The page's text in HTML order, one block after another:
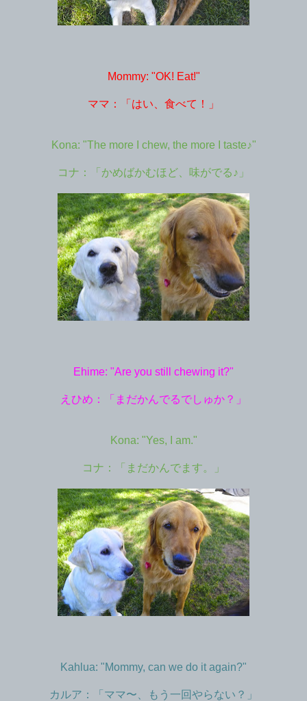
Mommy: "OK! Eat!"
ママ：「はい、食べて！」
Kona: "The more I chew, the more I taste♪"
コナ：「かめばかむほど、味がでる♪」
Ehime: "Are you still chewing it?"
えひめ：「まだかんでるでしゅか？」
Kona: "Yes, I am."
コナ：「まだかんでます。」
Kahlua: "Mommy, can we do it again?"
カルア：「ママ〜、もう一回やらない？」